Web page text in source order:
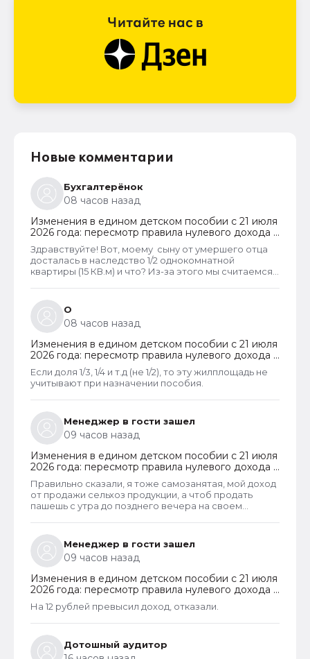
Новые комментарии
Бухгалтерёнок
08 часов назад
Изменения в едином детском пособии с 21 июля
2026 года: пересмотр правила нулевого дохода и
новый порядок оформления пособий по месту
пребывания
Здравствуйте! Вот, моему сыну от умершего отца
досталась в наследство 1/2 однокомнатной
квартиры (15 КВ.м) и что? Из-за этого мы считаемся
наследства играют роль.
О
08 часов назад
Изменения в едином детском пособии с 21 июля
2026 года: пересмотр правила нулевого дохода и
новый порядок оформления пособий по месту
пребывания
Если доля 1/3, 1/4 и т.д (не 1/2), то эту жилплощадь не
учитывают при назначении пособия.
Менеджер в гости зашел
09 часов назад
Изменения в едином детском пособии с 21 июля
2026 года: пересмотр правила нулевого дохода и
новый порядок оформления пособий по месту
пребывания
Правильно сказали, я тоже самозанятая, мой доход
от продажи сельхоз продукции, а чтоб продать
пашешь с утра до позднего вечера на своем
Менеджер в гости зашел
09 часов назад
Изменения в едином детском пособии с 21 июля
2026 года: пересмотр правила нулевого дохода и
новый порядок оформления пособий по месту
пребывания
На 12 рублей превысил доход, отказали.
Дотошный аудитор